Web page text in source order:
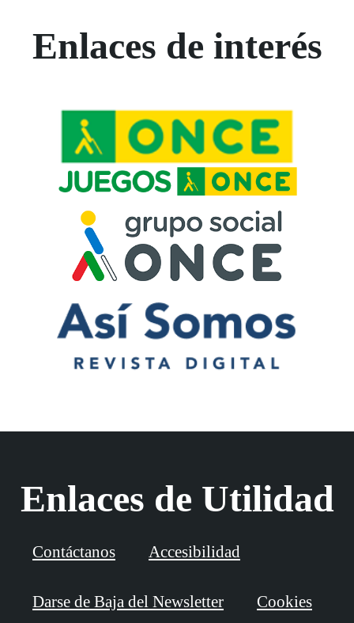
Enlaces de interés
Enlaces de Utilidad
Contáctanos Accesibilidad
Darse de Baja del Newsletter Cookies